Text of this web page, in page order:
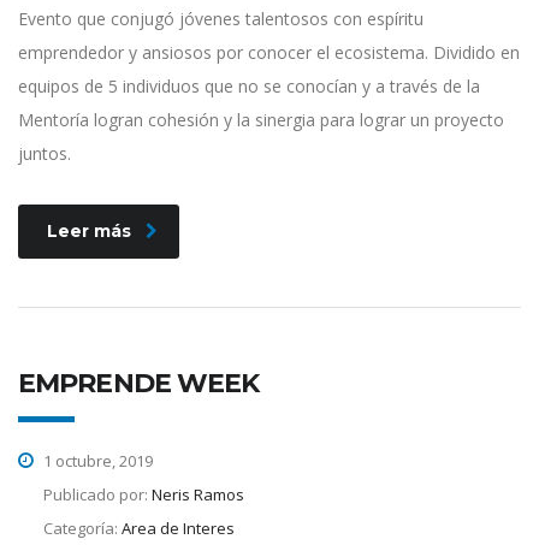
Evento que conjugó jóvenes talentosos con espíritu
emprendedor y ansiosos por conocer el ecosistema. Dividido en
equipos de 5 individuos que no se conocían y a través de la
Mentoría logran cohesión y la sinergia para lograr un proyecto
juntos.
Leer más
EMPRENDE WEEK
1 octubre, 2019
Publicado por: Neris Ramos
Categoría: Area de Interes